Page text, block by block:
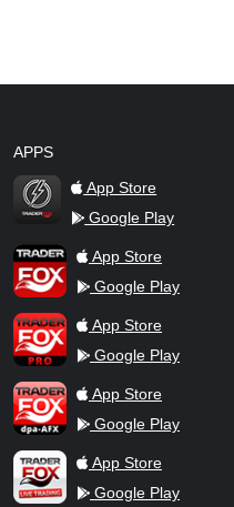
APPS
App Store
Google Play
TraderFox AppApp Store
Google Play
TraderFox ProApp Store
Google Play
TraderFox dpa-AFX ProFeed
App Store
Google Play
TraderFox Live Trading
App Store
Google Play